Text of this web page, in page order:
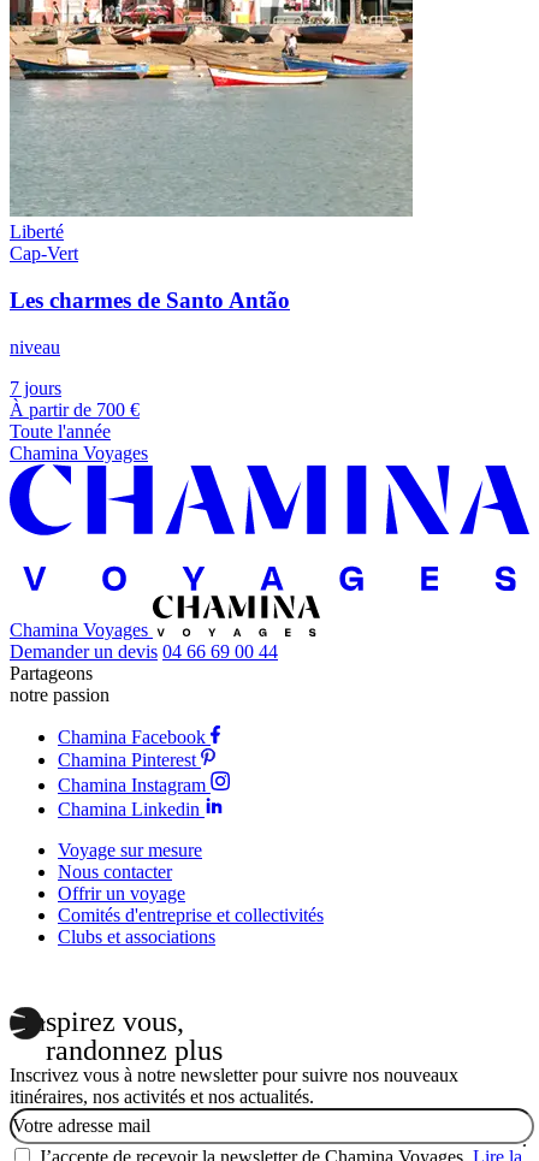
Liberté
Cap-Vert
Les charmes de Santo Antão
niveau
7 jours
À partir de 700 €
Toute l'année
Chamina Voyages
Chamina Voyages
Demander un devis 04 66 69 00 44
Partageons
notre passion
Chamina Facebook
Chamina Pinterest
Chamina Instagram
Chamina Linkedin
Voyage sur mesure
Nous contacter
Offrir un voyage
Comités d'entreprise et collectivités
Clubs et associations
Inspirez vous,
randonnez plus
Inscrivez vous à notre newsletter pour suivre nos nouveaux
itinéraires, nos activités et nos actualités.
Email